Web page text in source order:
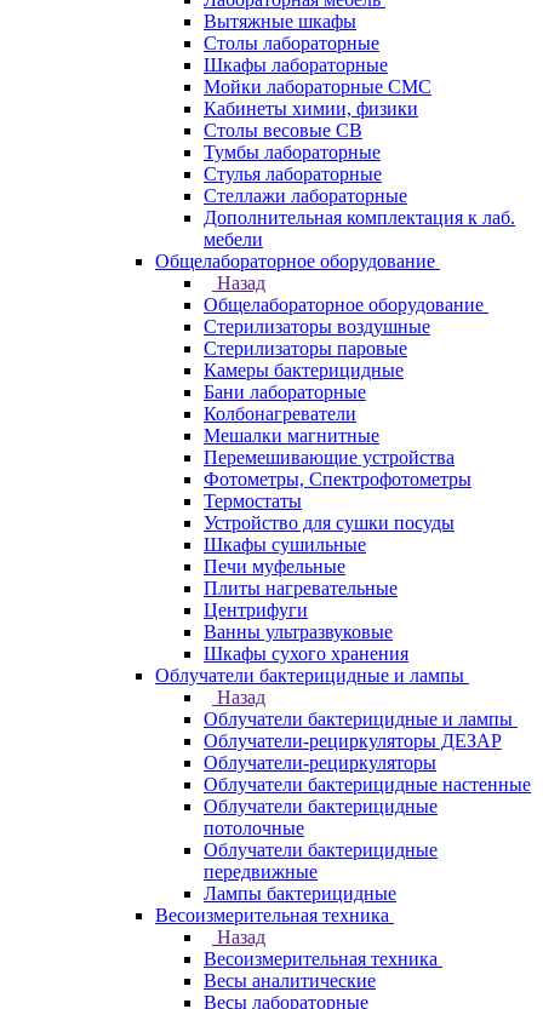
Вытяжные шкафы
Столы лабораторные
Шкафы лабораторные
Мойки лабораторные СМС
Кабинеты химии, физики
Столы весовые СВ
Тумбы лабораторные
Стулья лабораторные
Стеллажи лабораторные
Дополнительная комплектация к лаб.
мебели
Общелабораторное оборудование
Назад
Общелабораторное оборудование
Стерилизаторы воздушные
Стерилизаторы паровые
Камеры бактерицидные
Бани лабораторные
Колбонагреватели
Мешалки магнитные
Перемешивающие устройства
Фотометры, Спектрофотометры
Термостаты
Устройство для сушки посуды
Шкафы сушильные
Печи муфельные
Плиты нагревательные
Центрифуги
Ванны ультразвуковые
Шкафы сухого хранения
Облучатели бактерицидные и лампы
Назад
Облучатели бактерицидные и лампы
Облучатели-рециркуляторы ДЕЗАР
Облучатели-рециркуляторы
Облучатели бактерицидные настенные
Облучатели бактерицидные
потолочные
Облучатели бактерицидные
передвижные
Лампы бактерицидные
Весоизмерительная техника
Назад
Весоизмерительная техника
Весы аналитические
Весы лабораторные